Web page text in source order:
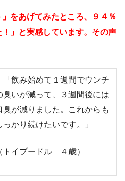
をあげてみたところ、９４％
」と実感しています。その声
「飲み始めて１週間でウンチ
臭いが減って、３週間後には
臭が減りました。これからも
っかり続けたいです。」
トイプードル ４歳）